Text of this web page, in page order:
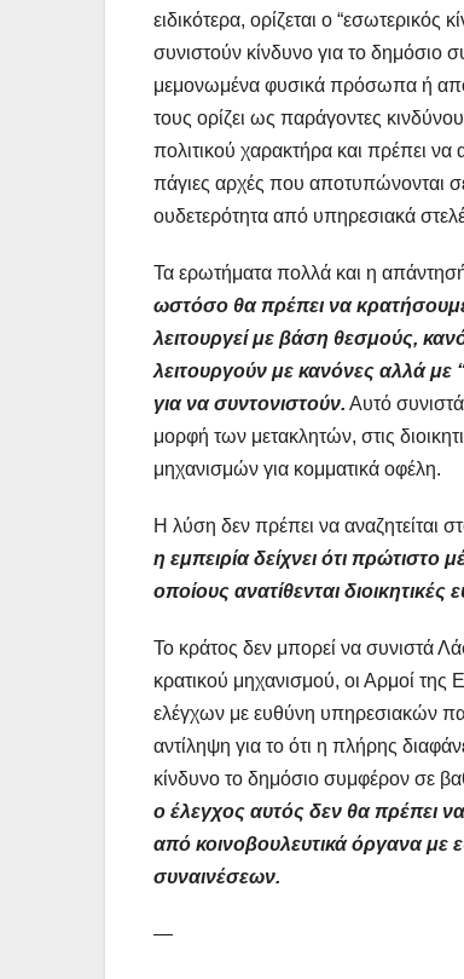
ειδικότερα, ορίζεται ο
συνιστούν κίνδυνο για το
μεμονωμένα φυσικά πρόσωπα ή από
τους ορίζει ως παράγοντες
πολιτικού χαρακτήρα και πρέπει
πάγιες αρχές που αποτυπώνονται
ουδετερότητα από υπηρεσιακά
Τα ερωτήματα πολλά και η απάντησή
ωστόσο θα πρέπει να κρατήσουμε
λειτουργεί με βάση θεσμούς,
λειτουργούν με κανόνες αλλά με
για να συντονιστούν. Αυτό
μορφή των μετακλητών, στις
μηχανισμών για κομματικά οφέλη.
Η λύση δεν πρέπει να αναζητείται
η εμπειρία δείχνει ότι
οποίους ανατίθενται
Το κράτος δεν μπορεί να συνιστά
κρατικού μηχανισμού, οι Αρμοί της
ελέγχων με ευθύνη υπηρεσιακών
αντίληψη για το ότι η πλήρης
κίνδυνο το δημόσιο συμφέρον σε
ο έλεγχος αυτός δεν θα πρέπει
από κοινοβουλευτικά όργανα με
συναινέσεων.
—